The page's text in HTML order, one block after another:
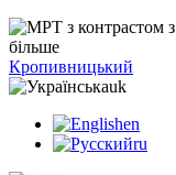
Кропивницький
uk
en
ru